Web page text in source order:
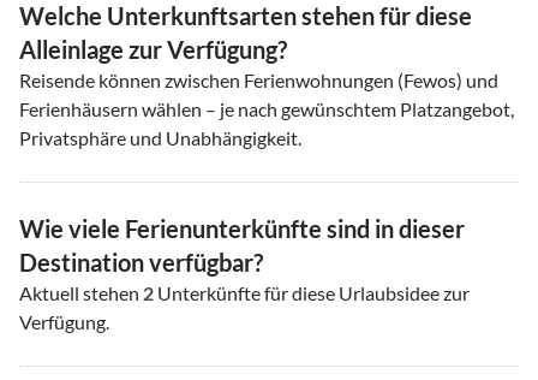
Welche Unterkunftsarten stehen für diese
Alleinlage zur Verfügung?
Reisende können zwischen Ferienwohnungen (Fewos) und
Ferienhäusern wählen – je nach gewünschtem Platzangebot,
Privatsphäre und Unabhängigkeit.
Wie viele Ferienunterkünfte sind in dieser
Destination verfügbar?
Aktuell stehen 2 Unterkünfte für diese Urlaubsidee zur
Verfügung.